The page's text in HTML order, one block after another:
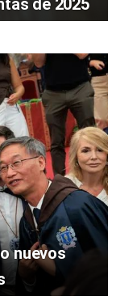
de 2025
nuevos